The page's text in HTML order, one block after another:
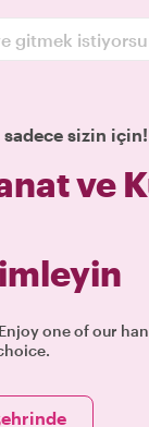
gitmek
sizin için!
ve
one of our